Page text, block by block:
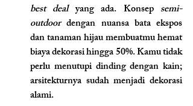
best deal yang ada. Konsep semi-
outdoor dengan nuansa bata ekspos
dan tanaman hijau membuatmu hemat
biaya dekorasi hingga 50%. Kamu tidak
perlu menutupi dinding dengan kain;
arsitekturnya sudah menjadi dekorasi
alami.